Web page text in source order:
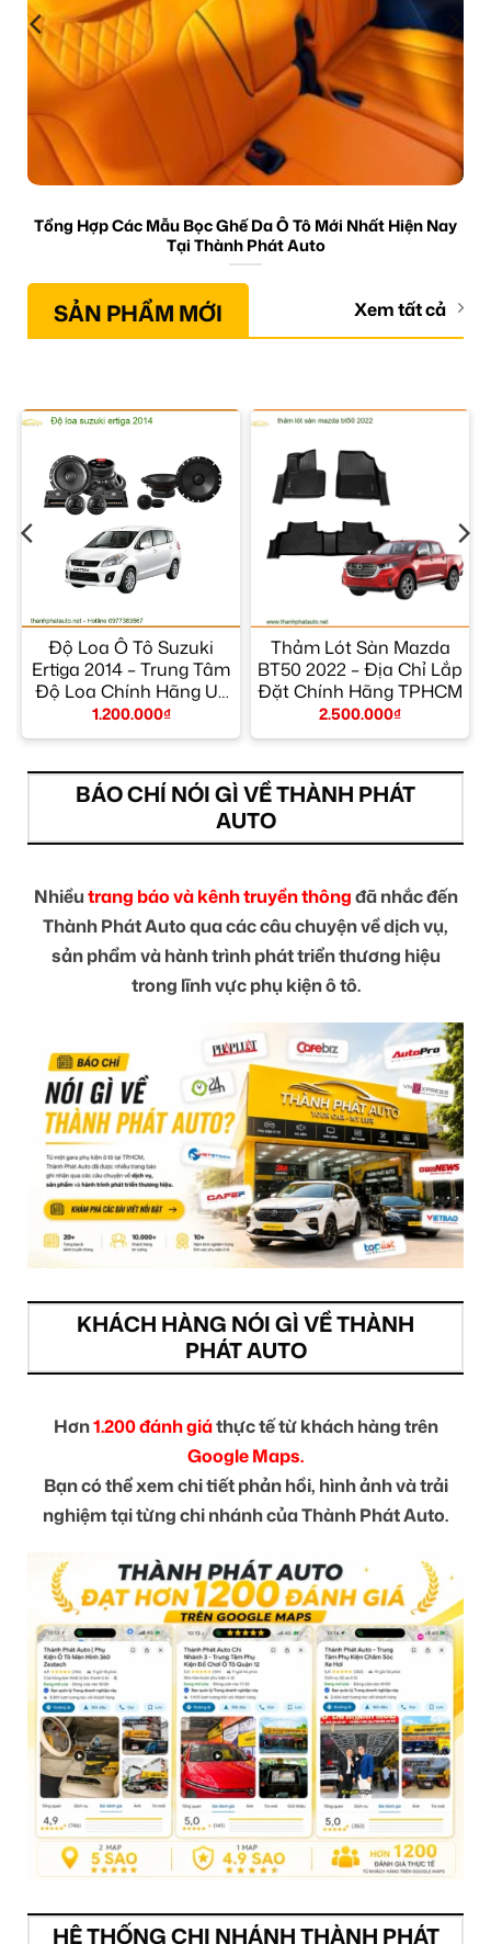
Tổng Hợp Các Mẫu Bọc Ghế Da Ô Tô Mới Nhất Hiện Nay
Tại Thành Phát Auto
SẢN PHẨM MỚI Xem tất cả
Độ Loa Ô Tô Suzuki
Ertiga 2014 – Trung Tâm
Độ Loa Chính Hãng Uy
Tín TPHCM
1.200.000₫
Thảm Lót Sàn Mazda
BT50 2022 – Địa Chỉ Lắp
Đặt Chính Hãng TPHCM
2.500.000₫
BÁO CHÍ NÓI GÌ VỀ THÀNH PHÁT
AUTO
Nhiềutrang báo và kênh truyền thôngđã nhắc đến
Thành Phát Auto qua các câu chuyện về dịch vụ,
sản phẩm và hành trình phát triển thương hiệu
trong lĩnh vực phụ kiện ô tô.
KHÁCH HÀNG NÓI GÌ VỀ THÀNH
PHÁT AUTO
Hơn1.200 đánh giáthực tế từ khách hàng trên
Google Maps.
Bạn có thể xem chi tiết phản hồi, hình ảnh và trải
nghiệm tại từng chi nhánh của Thành Phát Auto.
HỆ THỐNG CHI NHÁNH THÀNH PHÁT